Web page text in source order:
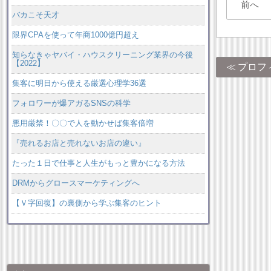
前へ
プロフ
バカこそ天才
限界CPAを使って年商1000億円超え
知らなきゃヤバイ・ハウスクリーニング業界の今後
【2022】
集客に明日から使える厳選心理学36選
フォロワーが爆アガるSNSの科学
悪用厳禁！〇〇で人を動かせば集客倍増
『売れるお店と売れないお店の違い』
たった１日で仕事と人生がもっと豊かになる方法
DRMからグロースマーケティングへ
【Ｖ字回復】の裏側から学ぶ集客のヒント